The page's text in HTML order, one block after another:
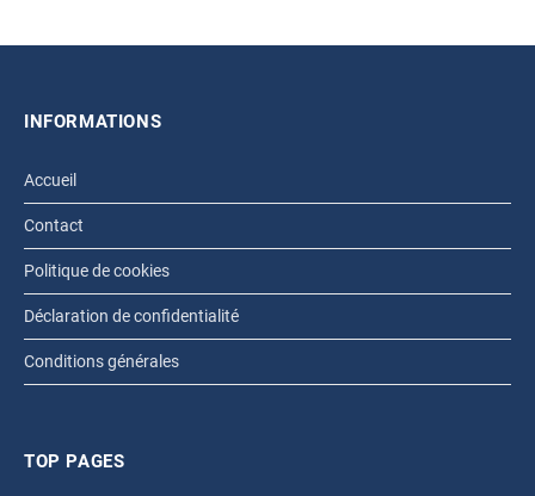
INFORMATIONS
Accueil
Contact
Politique de cookies
Déclaration de confidentialité
Conditions générales
TOP PAGES